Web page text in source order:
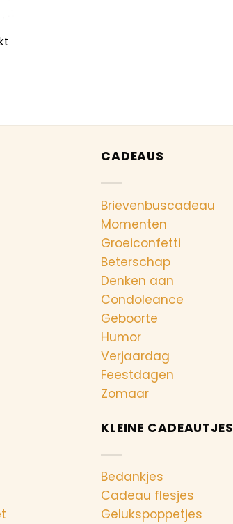
CADEAUS
Brievenbuscadeau
Momenten
Groeiconfetti
Beterschap
Denken aan
Condoleance
Geboorte
Humor
Verjaardag
Feestdagen
Zomaar
KLEINE CADEAUTJES
Bedankjes
Cadeau flesjes
Gelukspoppetjes